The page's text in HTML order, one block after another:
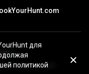
от команды BYH!
для
политикой